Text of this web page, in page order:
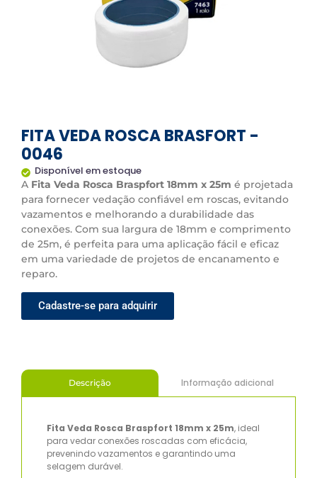
FITA VEDA ROSCA BRASFORT -
0046
Disponível em estoque
A Fita Veda Rosca Braspfort 18mm x 25m é projetada
para fornecer vedação confiável em roscas, evitando
vazamentos e melhorando a durabilidade das
conexões. Com sua largura de 18mm e comprimento
de 25m, é perfeita para uma aplicação fácil e eficaz
em uma variedade de projetos de encanamento e
reparo.
Cadastre-se para adquirir
Descrição Informação adicional
Fita Veda Rosca Braspfort 18mm x 25m, ideal
para vedar conexões roscadas com eficácia,
prevenindo vazamentos e garantindo uma
selagem durável.